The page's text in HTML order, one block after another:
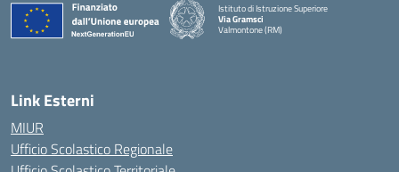
Istituto di Istruzione Superiore
Via Gramsci
Valmontone (RM)
Link Esterni
MIUR
Ufficio Scolastico Regionale